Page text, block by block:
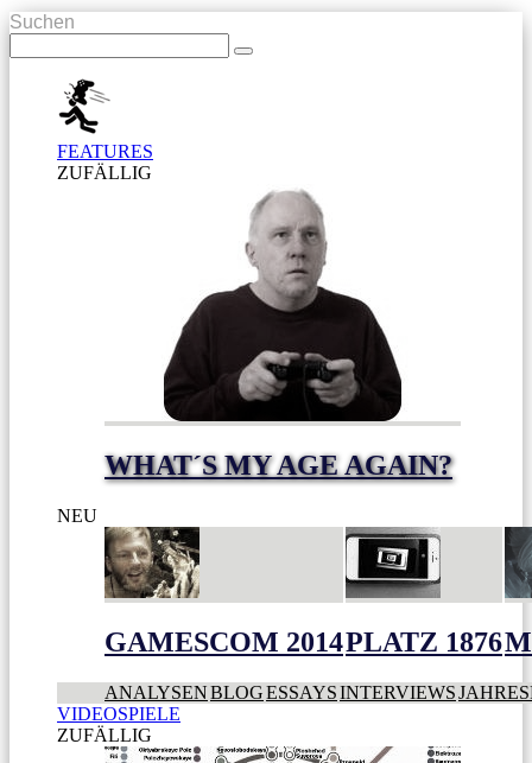
Suchen
FEATURES
ZUFÄLLIG
WHAT´S MY AGE AGAIN?
NEU
GAMESCOM 2014PLATZ 1876
ANALYSENBLOGESSAYSINTERVIEWS
VIDEOSPIELE
ZUFÄLLIG